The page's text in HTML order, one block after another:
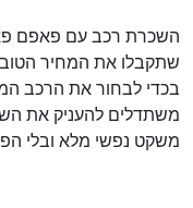
השכרת רכב עם פאפם
שתקבלו את המחיר הטוב
בכדי לבחור את הרכב
משתדלים להעניק את
משקט נפשי מלא ובלי